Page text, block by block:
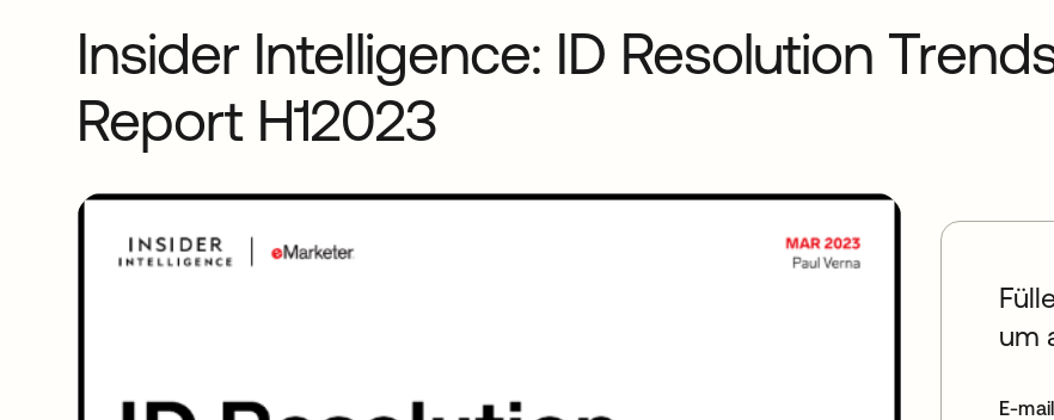
Insider Intelligence: ID Resolution
Report H12023
um
E-